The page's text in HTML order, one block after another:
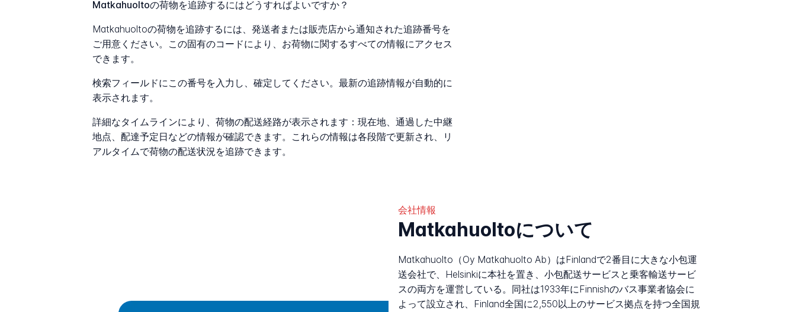
Matkahuoltoの荷物を追跡するにはどうすればよいですか？
Matkahuoltoの荷物を追跡するには、発送者または販売店から通知された追跡番号を
ご用意ください。この固有のコードにより、お荷物に関するすべての情報にアクセス
できます。
検索フィールドにこの番号を入力し、確定してください。最新の追跡情報が自動的に
表示されます。
詳細なタイムラインにより、荷物の配送経路が表示されます：現在地、通過した中継
地点、配達予定日などの情報が確認できます。これらの情報は各段階で更新され、リ
アルタイムで荷物の配送状況を追跡できます。
会社情報
Matkahuoltoについて
Matkahuolto（Oy Matkahuolto Ab）はFinlandで2番目に大きな小包運
送会社で、Helsinkiに本社を置き、小包配送サービスと乗客輸送サービ
スの両方を運営している。同社は1933年にFinnishのバス事業者協会に
よって設立され、Finland全国に2,550以上のサービス拠点を持つ全国規